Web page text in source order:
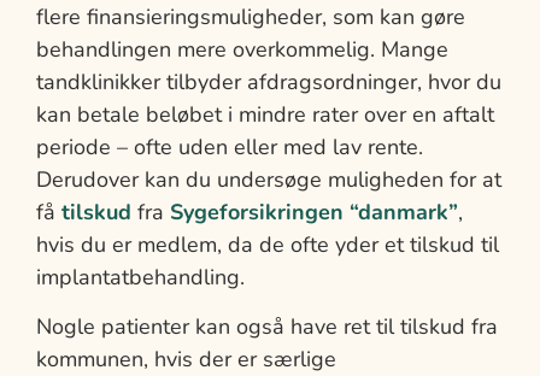
flere finansieringsmuligheder, som kan gøre
behandlingen mere overkommelig. Mange
tandklinikker tilbyder afdragsordninger, hvor du
kan betale beløbet i mindre rater over en aftalt
periode – ofte uden eller med lav rente.
Derudover kan du undersøge muligheden for at
få tilskud fra Sygeforsikringen “danmark”,
hvis du er medlem, da de ofte yder et tilskud til
implantatbehandling.
Nogle patienter kan også have ret til tilskud fra
kommunen, hvis der er særlige